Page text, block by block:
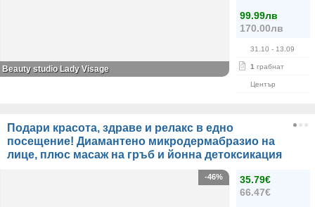
99.99лв
170.00лв
31.10 - 13.09
1 грабнат
Център
Beauty studio Lady Visage
Подари красота, здраве и релакс в едно
посещение! Диамантено микродермабразио на
лице, плюс масаж на гръб и йонна детоксикация
35.79€
66.47€
-46%